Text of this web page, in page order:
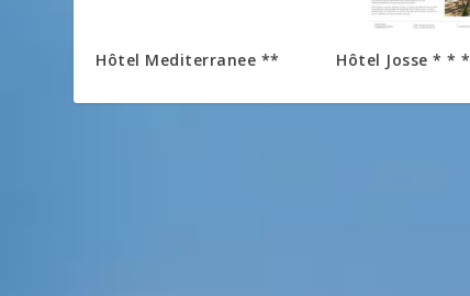
Hôtel Mediterranee ** Hôtel Josse * * *